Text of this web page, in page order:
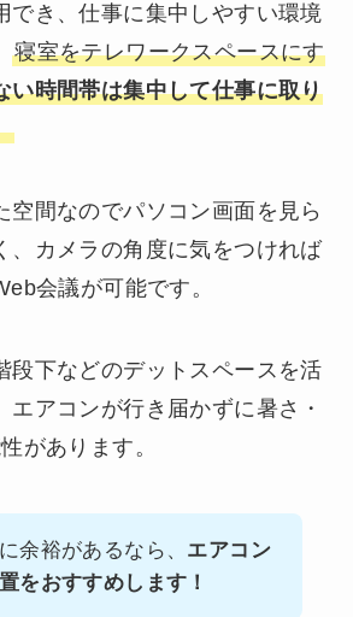
でき、仕事に集中しやすい環境
寝室をテレワークスペースにす
い時間帯は集中して仕事に取り
空間なのでパソコン画面を見ら
、カメラの角度に気をつければ
会議が可能です。
段下などのデットスペースを活
エアコンが行き届かずに暑さ・
があります。
余裕があるなら、 エアコン
をおすすめします！